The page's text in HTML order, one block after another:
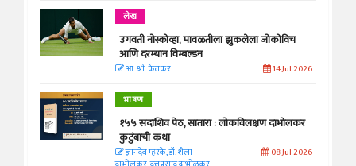
लेख
उगवती नोस्कोव्हा, मावळतीला झुकलेला जोकोविच
आणि दरम्यान विम्बल्डन
आ. श्री. केतकर 14 Jul 2026
भाषण
१५५ सदाशिव पेठ, सातारा : लोकविलक्षण दाभोलकर
कुटुंबाची कथा
ज्ञानदेव म्हस्के, डॉ. शैला
08 Jul 2026